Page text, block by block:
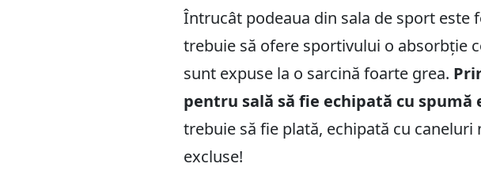
Întrucât podeaua din sala de sport este
trebuie să ofere sportivului o absorbție
sunt expuse la o sarcină foarte grea.
pentru sală să fie echipată cu
trebuie să fie plată, echipată cu
excluse!